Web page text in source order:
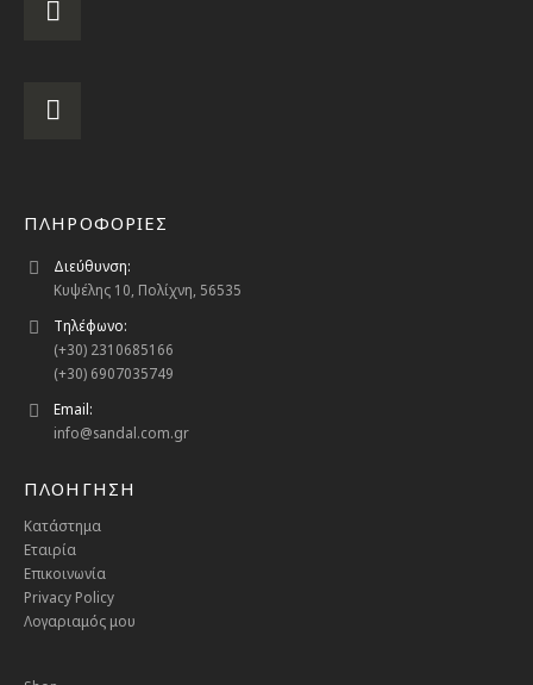
ΠΛΗΡΟΦΟΡΙΕΣ
Διεύθυνση:
Κυψέλης 10, Πολίχνη, 56535
Τηλέφωνο:
(+30) 2310685166
(+30) 6907035749
Email:
info@sandal.com.gr
ΠΛΟΗΓΗΣΗ
Κατάστημα
Εταιρία
Επικοινωνία
Privacy Policy
Λογαριαμός μου